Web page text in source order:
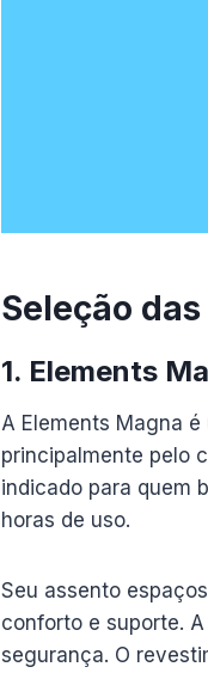
Seleção
1. Elements
A Elements Magna
principalmente pelo
indicado para quem
horas de uso.
Seu assento
conforto e suporte.
segurança. O